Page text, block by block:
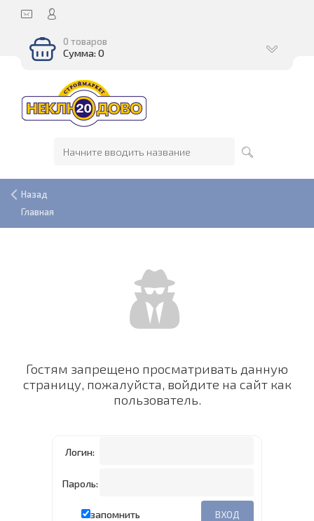
0 товаров
Сумма: 0
Назад
Главная
Гостям запрещено просматривать данную
страницу, пожалуйста, войдите на сайт как
пользователь.
Логин:
Пароль:
запомнить